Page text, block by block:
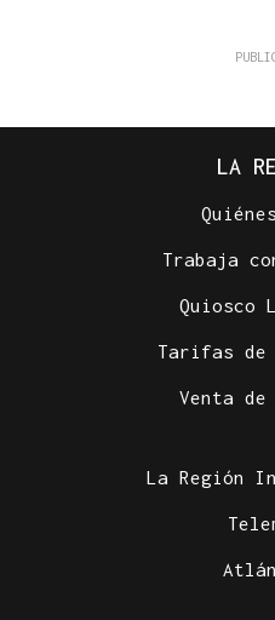
LA
Trabaja
Quiosco
Tarifas de
Venta de
La Región